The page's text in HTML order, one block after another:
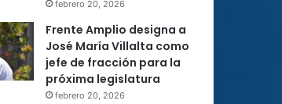
febrero 20, 2026
Frente Amplio designa a
José María Villalta como
jefe de fracción para la
próxima legislatura
febrero 20, 2026